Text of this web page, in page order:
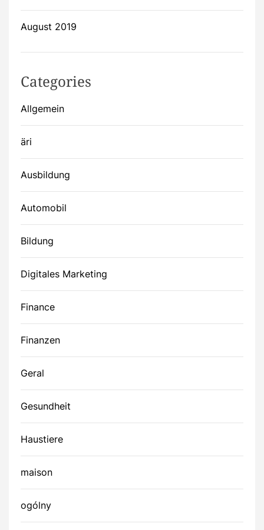
August 2019
Categories
Allgemein
äri
Ausbildung
Automobil
Bildung
Digitales Marketing
Finance
Finanzen
Geral
Gesundheit
Haustiere
maison
ogólny